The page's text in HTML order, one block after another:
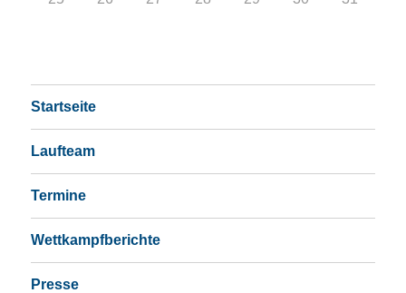
Startseite
Laufteam
Termine
Wettkampfberichte
Presse